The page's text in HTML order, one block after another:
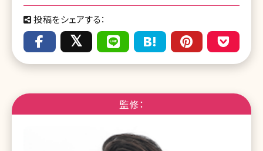
投稿をシェアする：
監修：